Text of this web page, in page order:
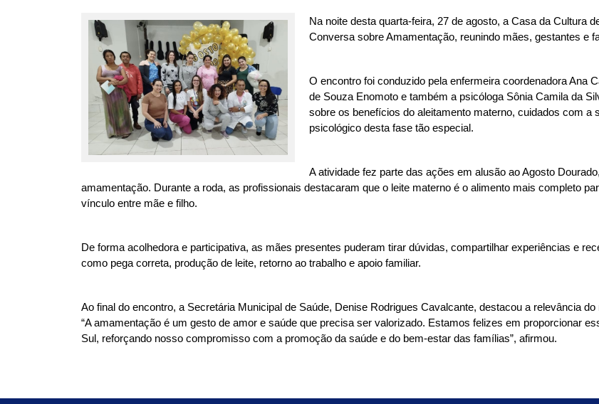
Na noite desta quarta-feira, 27 de agosto, a Casa da Cultura
Conversa sobre Amamentação, reunindo mães, gestantes e
O encontro foi conduzido pela enfermeira coordenadora Ana
de Souza Enomoto e também a psicóloga Sônia Camila da
sobre os benefícios do aleitamento materno, cuidados com a
psicológico desta fase tão especial.
A atividade fez parte das ações em alusão ao Agosto
amamentação. Durante a roda, as profissionais destacaram que o leite materno é o alimento mais completo
vínculo entre mãe e filho.
De forma acolhedora e participativa, as mães presentes puderam tirar dúvidas, compartilhar experiências e
como pega correta, produção de leite, retorno ao trabalho e apoio familiar.
Ao final do encontro, a Secretária Municipal de Saúde, Denise Rodrigues Cavalcante, destacou a relevância do
“A amamentação é um gesto de amor e saúde que precisa ser valorizado. Estamos felizes em proporcionar
Sul, reforçando nosso compromisso com a promoção da saúde e do bem-estar das famílias”, afirmou.